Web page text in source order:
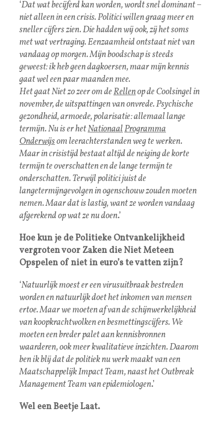
‘Dat wat becijferd kan worden, wordt snel dominant –
niet alleen in een crisis. Politici willen graag meer en
sneller cijfers zien. Die hadden wij ook, zij het soms
met wat vertraging. Eenzaamheid ontstaat niet van
vandaag op morgen. Mijn boodschap is steeds
geweest: ik heb geen dagkoersen, maar mijn kennis
gaat wel een paar maanden mee.
Het gaat Niet zo zeer om deRellenop de Coolsingel in
november, de uitspattingen van onvrede. Psychische
gezondheid, armoede, polarisatie: allemaal lange
termijn. Nu is er hetNationaalProgramma
Onderwijsom leerachterstanden weg te werken.
Maar in crisistijd bestaat altijd de neiging de korte
termijn te overschatten en de lange termijn te
onderschatten. Terwijl politici juist de
langetermijngevolgen in ogenschouw zouden moeten
nemen. Maar dat is lastig, want ze worden vandaag
afgerekend op wat ze nu doen.’
Hoe kun je de Politieke Ontvankelijkheid
vergroten voor Zaken die Niet Meteen
Opspelen of niet in euro’s te vatten zijn?
‘Natuurlijk moest er een virusuitbraak bestreden
worden en natuurlijk doet het inkomen van mensen
ertoe. Maar we moeten af van de schijnwerkelijkheid
van koopkrachtwolken en besmettingscijfers. We
moeten een breder palet aan kennisbronnen
waarderen, ook meer kwalitatieve inzichten. Daarom
ben ik blij dat de politiek nu werk maakt van een
Maatschappelijk Impact Team, naast het Outbreak
Management Team van epidemiologen.’
Wel een Beetje Laat.